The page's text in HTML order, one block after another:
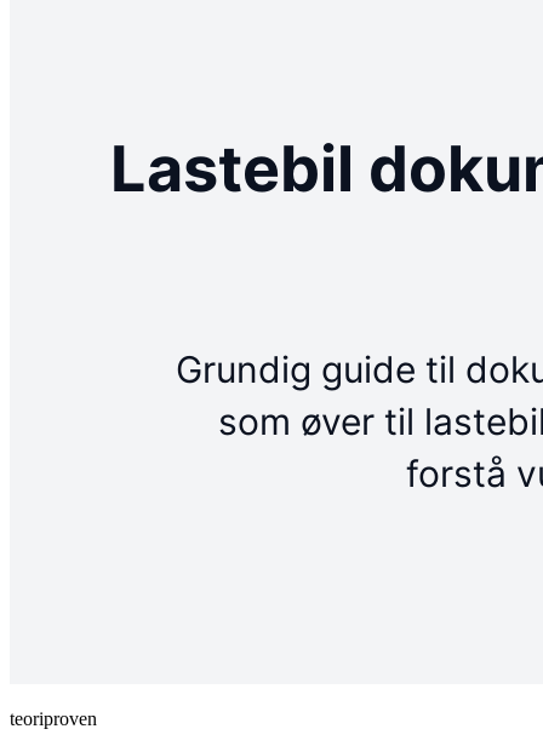
teoriproven